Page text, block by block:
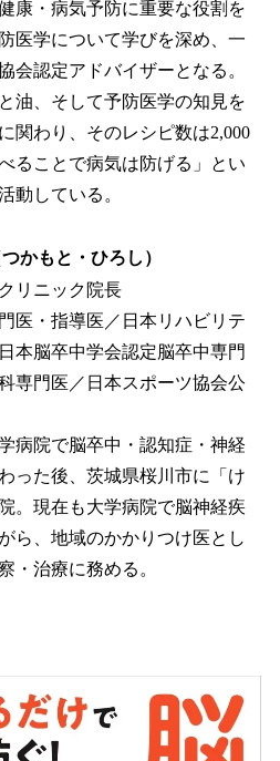
康・病気予防に重要な役割を
医学について学びを深め、一
会認定アドバイザーとなる。
油、そして予防医学の知見を
関わり、そのレシピ数は2,000
ることで病気は防げる」とい
動している。
かもと・ひろし）
リニック院長
医・指導医／日本リハビリテ
本脳卒中学会認定脳卒中専門
専門医／日本スポーツ協会公
病院で脳卒中・認知症・神経
った後、茨城県桜川市に「け
。現在も大学病院で脳神経疾
ら、地域のかかりつけ医とし
・治療に務める。